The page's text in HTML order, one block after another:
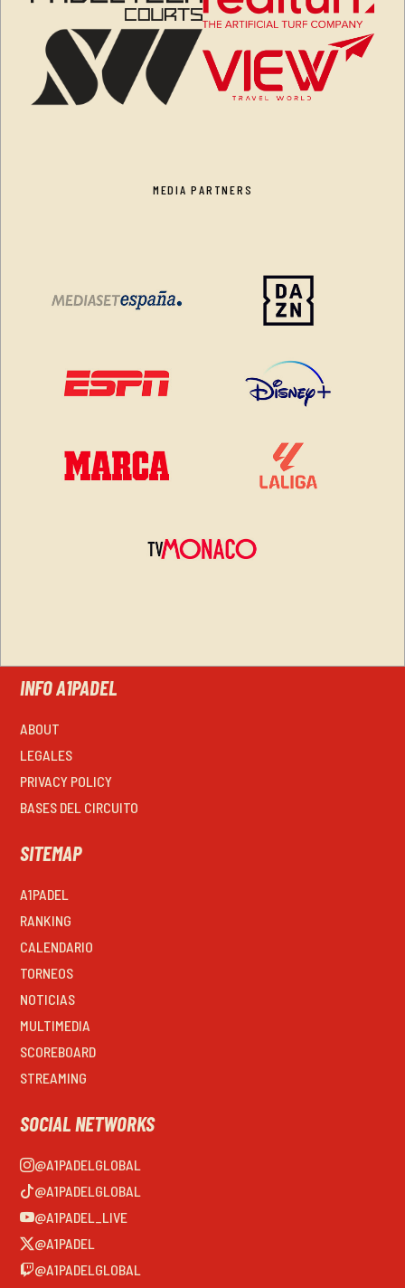
MEDIA PARTNERS
INFO A1PADEL
ABOUT
LEGALES
PRIVACY POLICY
BASES DEL CIRCUITO
SITEMAP
A1PADEL
RANKING
CALENDARIO
TORNEOS
NOTICIAS
MULTIMEDIA
SCOREBOARD
STREAMING
SOCIAL NETWORKS
@A1PADELGLOBAL
@A1PADELGLOBAL
@A1PADEL_LIVE
@A1PADEL
@A1PADELGLOBAL